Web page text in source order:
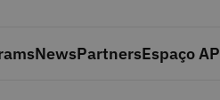
NewsPartnersEspaço AP